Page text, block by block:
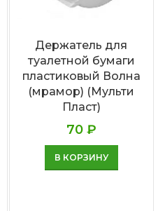
Держатель для
туалетной бумаги
пластиковый Волна
(мрамор) (Мульти
Пласт)
70 ₽
В КОРЗИНУ